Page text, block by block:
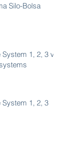
Silo-Bolsa
1, 2, 3 vs
System 1, 2, 3